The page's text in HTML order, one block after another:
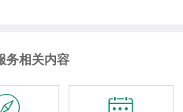
务相关内容